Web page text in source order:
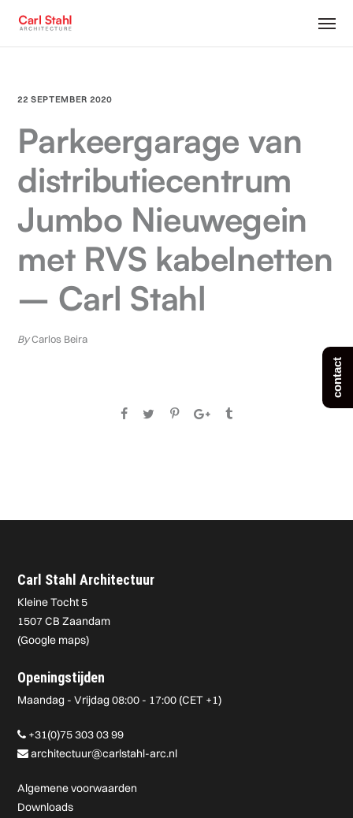
22 SEPTEMBER 2020
Parkeergarage van
distributiecentrum
Jumbo Nieuwegein
met RVS kabelnetten
– Carl Stahl
ByCarlos Beira
Carl Stahl Architectuur
Kleine Tocht 5
1507 CB Zaandam
(Google maps)
Openingstijden
Maandag - Vrijdag 08:00 - 17:00 (CET +1)
+31(0)75 303 03 99
architectuur@carlstahl-arc.nl
Algemene voorwaarden
Downloads
contact